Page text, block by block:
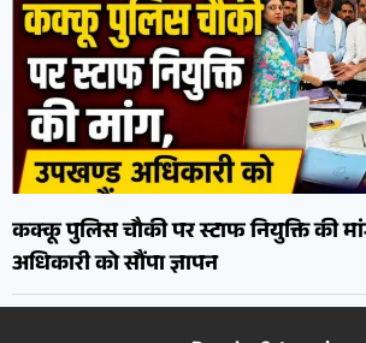
कक्कू पुलिस चौकी पर स्टाफ नियुक्ति की
अधिकारी को सौंपा ज्ञापन